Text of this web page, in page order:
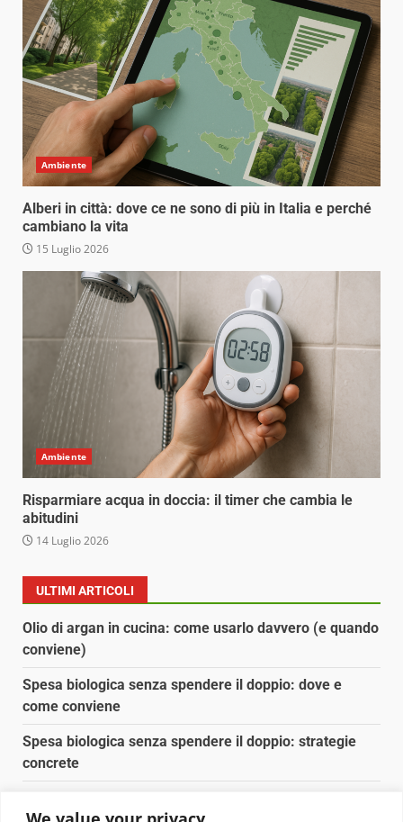
Ambiente
Alberi in città: dove ce ne sono di più in Italia e perché
cambiano la vita
15 Luglio 2026
Ambiente
Risparmiare acqua in doccia: il timer che cambia le
abitudini
14 Luglio 2026
ULTIMI ARTICOLI
Olio di argan in cucina: come usarlo davvero (e quando
conviene)
Spesa biologica senza spendere il doppio: dove e
come conviene
Spesa biologica senza spendere il doppio: strategie
concrete